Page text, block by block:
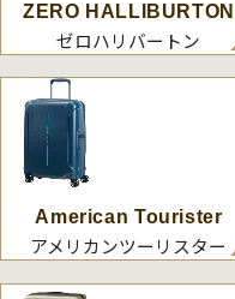
ZERO HALLIBURTON
ゼロハリバートン
American Tourister
アメリカンツーリスター